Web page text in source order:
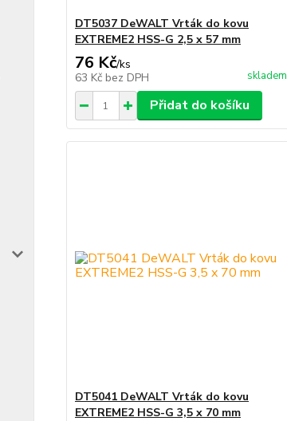
DT5037 DeWALT Vrták do kovu
EXTREME2 HSS-G 2,5 x 57 mm
76 Kč/ks
63 Kč bez DPH skladem
Přidat do košíku
DT5041 DeWALT Vrták do kovu
EXTREME2 HSS-G 3,5 x 70 mm